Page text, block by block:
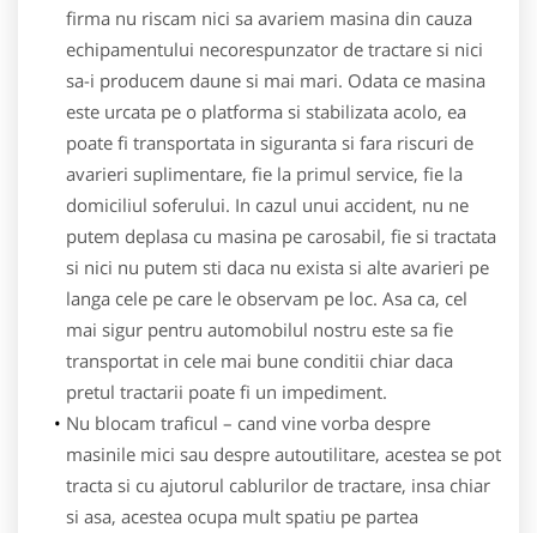
firma nu riscam nici sa avariem masina din cauza
echipamentului necorespunzator de tractare si nici
sa-i producem daune si mai mari. Odata ce masina
este urcata pe o platforma si stabilizata acolo, ea
poate fi transportata in siguranta si fara riscuri de
avarieri suplimentare, fie la primul service, fie la
domiciliul soferului. In cazul unui accident, nu ne
putem deplasa cu masina pe carosabil, fie si tractata
si nici nu putem sti daca nu exista si alte avarieri pe
langa cele pe care le observam pe loc. Asa ca, cel
mai sigur pentru automobilul nostru este sa fie
transportat in cele mai bune conditii chiar daca
pretul tractarii poate fi un impediment.
Nu blocam traficul – cand vine vorba despre
masinile mici sau despre autoutilitare, acestea se pot
tracta si cu ajutorul cablurilor de tractare, insa chiar
si asa, acestea ocupa mult spatiu pe partea